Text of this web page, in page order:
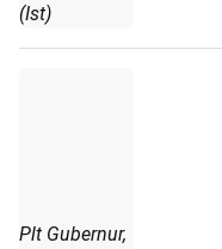
(Ist)
Plt Gubernur,